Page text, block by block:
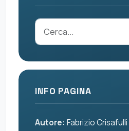
INFO PAGINA
Autore: Fabrizio Crisafulli